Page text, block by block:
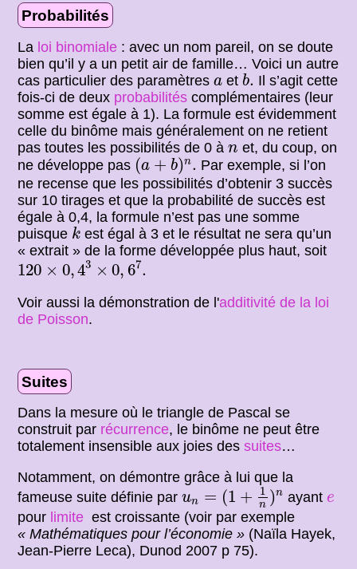
Probabilités
La loi binomiale : avec un nom pareil, on se doute
bien qu’il y a un petit air de famille… Voici un autre
cas particulier des paramètresa
a etb.
b .Il s’agit cette
fois-ci de deux probabilités complémentaires (leur
somme est égale à 1). La formule est évidemment
celle du binôme mais généralement on ne retient
pas toutes les possibilités de 0 àn
n et, du coup, on
ne développe pas (a + b)n.
(a+b)n.
Par exemple, si l’on
ne recense que les possibilités d’obtenir 3 succès
sur 10 tirages et que la probabilité de succès est
égale à 0,4, la formule n’est pas une somme
puisque k
k est égal à 3 et le résultat ne sera qu’un
« extrait » de la forme développée plus haut, soit
120 × 0,43 × 0, 67.
120×0, 43×0,67.
Voir aussi la démonstration de l'additivité de la loi
de Poisson.
Suites
Dans la mesure où le triangle de Pascal se
construit par récurrence, le binôme ne peut être
totalement insensible aux joies dessuites…
Notamment, on démontre grâce à lui que la
fameuse suite définie parun = (1 + 1
n )n
un=(1+1n )n
ayant e
e
pour limite est croissante (voir par exemple
« Mathématiques pour l’économie » (Naïla Hayek,
Jean-Pierre Leca), Dunod 2007 p 75).